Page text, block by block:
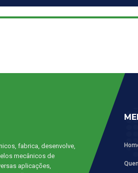
fabrica, desenvolve,
mecânicos de
aplicações,